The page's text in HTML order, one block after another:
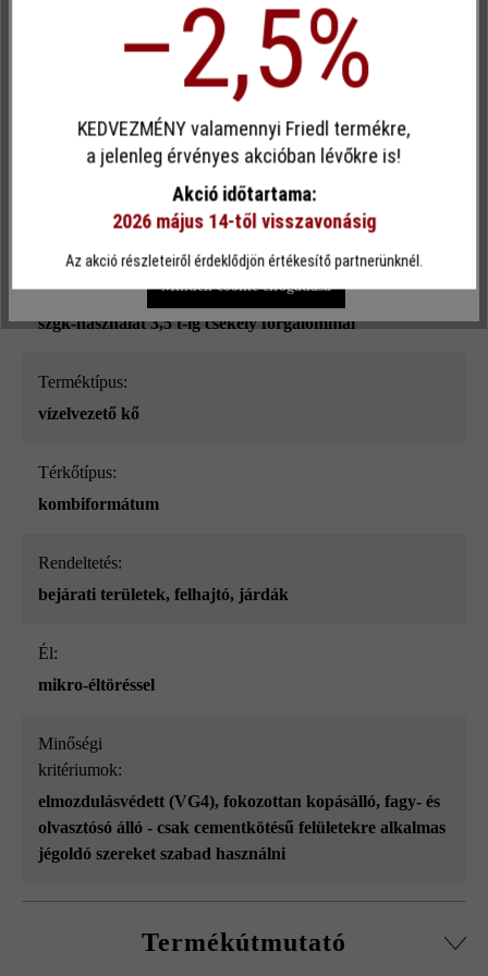
Termékleírás
Terhelhetőség:
szgk-használat 3,5 t-ig csekély forgalommal
Terméktípus:
vízelvezető kő
Térkőtípus:
kombiformátum
Rendeltetés:
bejárati területek, felhajtó, járdák
él:
mikro-éltöréssel
Minőségi
kritériumok:
elmozdulásvédett (VG4), fokozottan kopásálló, fagy- és
olvasztósó álló - csak cementkötésű felületekre alkalmas
jégoldó szereket szabad használni
Termékútmutató
Egyéni cookie elfogadása
Ez a webhely cookie-kat használ, hogy a lehető legjobb
funkcionalitást kínálja Önnek...További információ
Egyéni beállítások Csak funkcionális cookie elfogadása
Minden cookie elfogadása
–2,5%
KEDVEZMÉNY valamennyi Friedl termékre,
a jelenleg érvényes akcióban lévőkre is!
Akció időtartama:
2026 május 14-től visszavonásig
Az akció részleteiről érdeklődjön értékesítő partnerünknél.